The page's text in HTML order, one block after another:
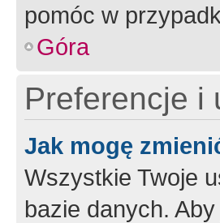
pomóc w
Góra
Preferencje i
Jak mogę
Wszystkie Twoje
bazie danych.